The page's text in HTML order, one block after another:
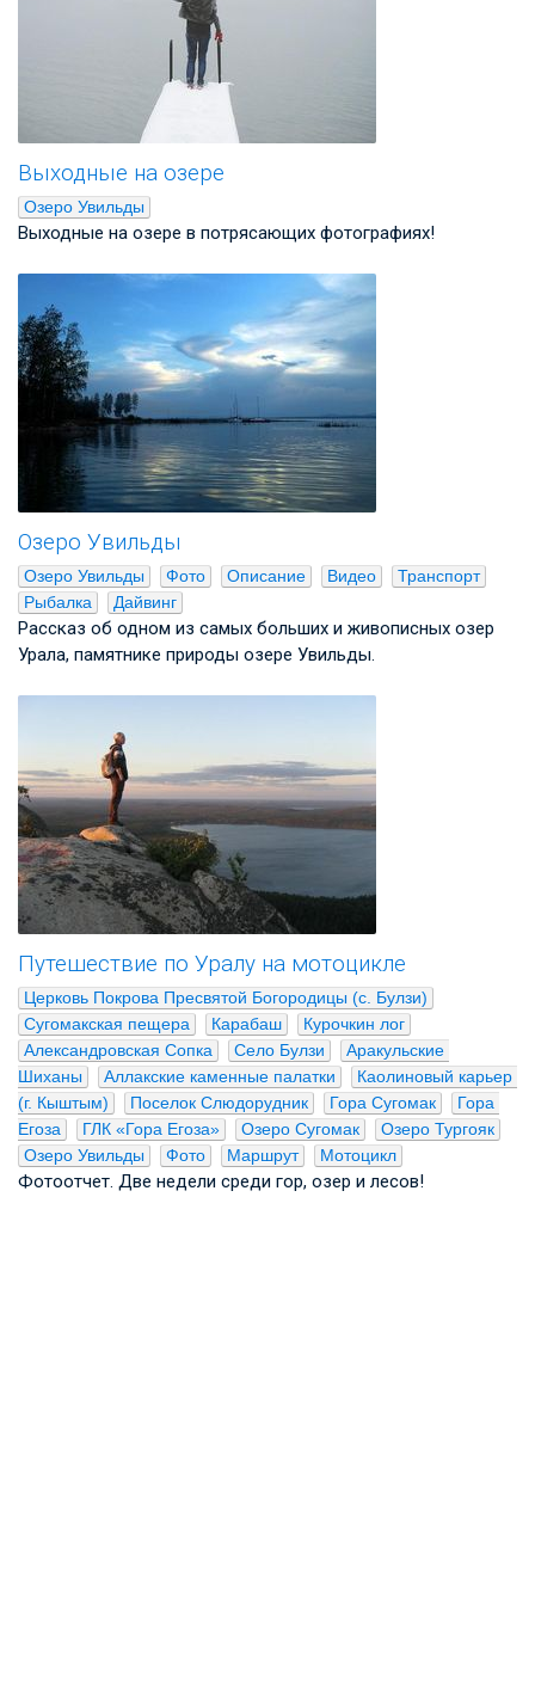
Выходные на озере
Озеро Увильды
Выходные на озере в потрясающих фотографиях!
Озеро Увильды
Озеро Увильды Фото Описание Видео
Транспорт
Рыбалка
Дайвинг
Рассказ об одном из самых больших и живописных озер
Урала, памятнике природы озере Увильды.
Путешествие по Уралу на мотоцикле
Церковь Покрова Пресвятой Богородицы (с. Булзи)
Сугомакская пещера
Карабаш
Курочкин лог
Александровская Сопка
Село Булзи
Аракульские
Шиханы
Аллакские каменные палатки
Каолиновый карьер
(г. Кыштым)
Поселок Слюдорудник Гора Сугомак
Гора
Егоза
ГЛК «Гора Егоза» Озеро Сугомак
Озеро Тургояк
Озеро Увильды
Фото Маршрут Мотоцикл
Фотоотчет. Две недели среди гор, озер и лесов!